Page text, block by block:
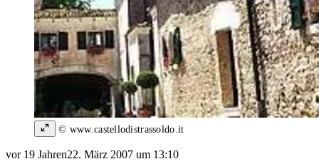
© www.castellodistrassoldo.it
vor 19 Jahren22. März 2007 um 13:10